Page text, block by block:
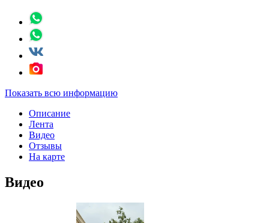
Показать всю информацию
Описание
Лента
Видео
Отзывы
На карте
Видео